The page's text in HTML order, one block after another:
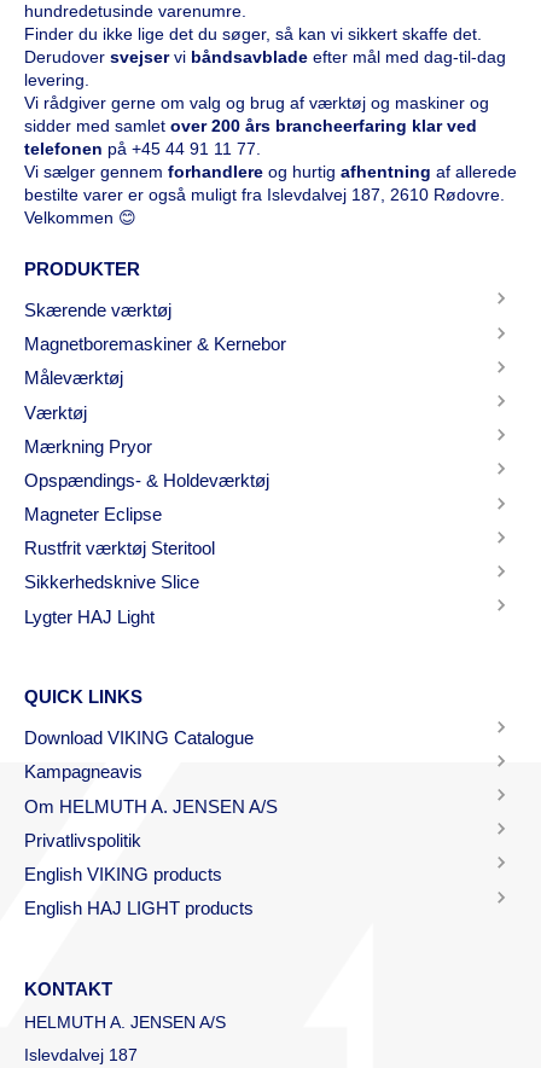
hundredetusinde varenumre.
Finder du ikke lige det du søger, så kan vi sikkert skaffe det.
Derudover svejservi båndsavblade efter mål med dag-til-dag
levering.
Vi rådgiver gerne om valg og brug af værktøj og maskiner og
sidder med samlet over 200 års brancheerfaring klar ved
telefonen på +45 44 91 11 77
Vi sælger gennem forhandlere og hurtig afhentning af allerede
bestilte varer er også muligt fra Islevdalvej 187, 2610 Rødovre.
Velkommen 😊
PRODUKTER
Skærende værktøj
Magnetboremaskiner & Kernebor
Måleværktøj
Værktøj
Mærkning Pryor
Opspændings- & Holdeværktøj
Magneter Eclipse
Rustfrit værktøj Steritool
Sikkerhedsknive Slice
Lygter HAJ Light
QUICK LINKS
Download VIKING Catalogue
Kampagneavis
Om HELMUTH A. JENSEN A/S
Privatlivspolitik
English VIKING products
English HAJ LIGHT products
KONTAKT
HELMUTH A. JENSEN A/S
Islevdalvej 187